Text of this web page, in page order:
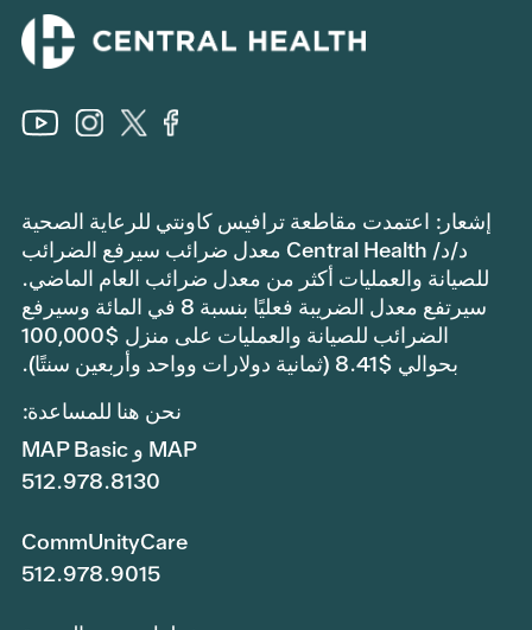
إشعار: اعتمدت مقاطعة ترافيس كاونتي للرعاية الصحية
د/د/ Central Health معدل ضرائب سيرفع الضرائب
للصيانة والعمليات أكثر من معدل ضرائب العام الماضي.
سيرتفع معدل الضريبة فعليًا بنسبة 8 في المائة وسيرفع
الضرائب للصيانة والعمليات على منزل $100,000
بحوالي $8.41 (ثمانية دولارات وواحد وأربعين سنتًا).
نحن هنا للمساعدة:
MAP و MAP Basic
512.978.8130
CommUnityCare
512.978.9015